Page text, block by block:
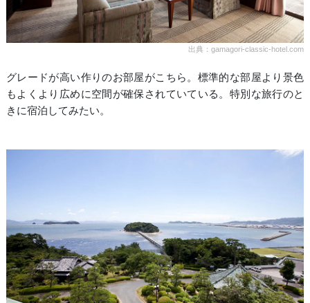
出典：gamagori-classic-hotel.com
グレードが高い作りのお部屋がこちら。標準的な部屋より景色
もよくより広めに空間が確保されていている。特別な旅行のと
きに宿泊してみたい。